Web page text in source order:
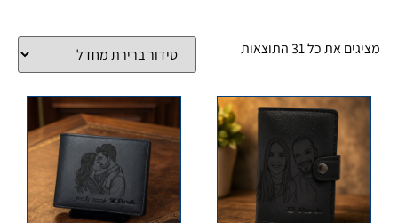
מציגים את כל ⁦31⁩ התוצאות